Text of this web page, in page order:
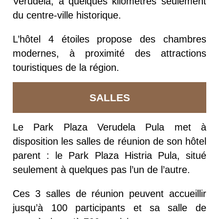
du centre-ville historique.
L’hôtel 4 étoiles propose des chambres
modernes, à proximité des attractions
touristiques de la région.
SALLES
Le Park Plaza Verudela Pula met à
disposition les salles de réunion de son hôtel
parent : le Park Plaza Histria Pula, situé
seulement à quelques pas l’un de l’autre.
Ces 3 salles de réunion peuvent accueillir
jusqu’à 100 participants et sa salle de